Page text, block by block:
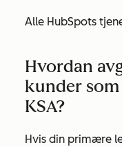
Alle HubSpots
Hvordan
kunder
KSA?
Hvis din primære